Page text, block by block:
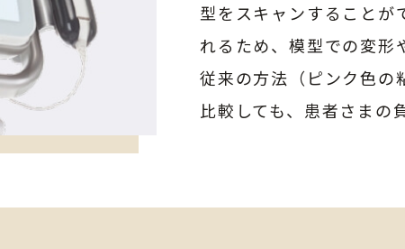
型をスキャンすることが
れるため、模型での変形
従来の方法（ピンク色の
比較しても、患者さまの